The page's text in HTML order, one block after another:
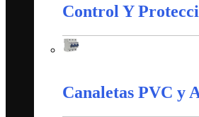
Control Y
Canaletas PVC y